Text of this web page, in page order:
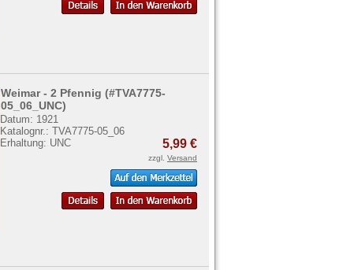
Weimar - 2 Pfennig (#TVA7775-
05_06_UNC)
Datum: 1921
Katalognr.: TVA7775-05_06
Erhaltung: UNC
5,99 €
zzgl. Versand